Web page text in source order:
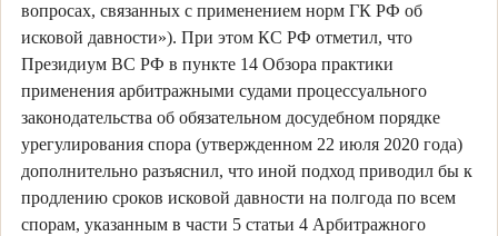
вопросах, связанных с применением норм ГК РФ об
исковой давности»). При этом КС РФ отметил, что
Президиум ВС РФ в пункте 14 Обзора практики
применения арбитражными судами процессуального
законодательства об обязательном досудебном порядке
урегулирования спора (утвержденном 22 июля 2020 года)
дополнительно разъяснил, что иной подход приводил бы к
продлению сроков исковой давности на полгода по всем
спорам, указанным в части 5 статьи 4 Арбитражного